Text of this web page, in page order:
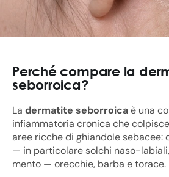
Perché compare la
seborroica?
La dermatite seborroicaè una
infiammatoria cronica che
aree ricche di ghiandole sebacee:
— in particolare solchi naso-
mento — orecchie, barba e torace.